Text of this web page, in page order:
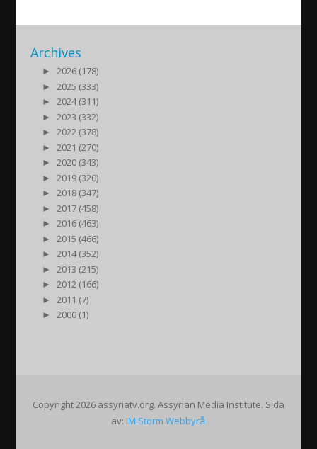
Archives
►
2026 (178)
►
2025 (333)
►
2024 (311)
►
2023 (332)
►
2022 (378)
►
2021 (270)
►
2020 (343)
►
2019 (320)
►
2018 (347)
►
2017 (458)
►
2016 (463)
►
2015 (466)
►
2014 (352)
►
2013 (215)
►
2012 (166)
►
2011 (7)
►
2000 (1)
Copyright 2026 assyriatv.org. Assyrian Media Institute. Sida
av: IM Storm Webbyrå